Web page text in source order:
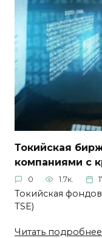
Токийская
компаниями с
0 1.7к.
Токийская
TSE)
Читать подробнее